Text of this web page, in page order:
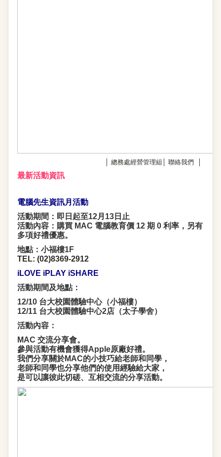
總務處經營管理組 聯絡我們
最新活動資訊
電腦先生資訊月活動
活動期間：即日起至12月13日止
活動內容：購買 MAC 電腦教育價 12 期 0 利率，另有
多項好禮優惠。
地點：小福樓1F
TEL: (02)8369-2912
iLOVE iPLAY iSHARE
活動期間及地點：
12/10 台大校園體驗中心（小福樓）
12/11 台大校園體驗中心2店（太子學舍）
活動內容：
MAC 交流分享會。
參與活動有機會獲得Apple原廠好禮。
我們分享關於MAC的小技巧給老師和同學，
老師和同學也分享他們的使用經驗給大家，
是可以讓彼此切磋、互相交流的分享活動。